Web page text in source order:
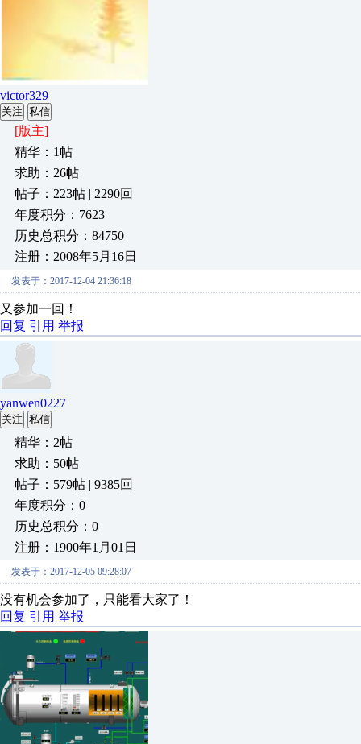
victor329
关注 私信
[版主]
精华：1帖
求助：26帖
帖子：223帖 | 2290回
年度积分：7623
历史总积分：84750
注册：2008年5月16日
发表于：2017-12-04 21:36:18
又参加一回！
回复 引用 举报
yanwen0227
关注 私信
精华：2帖
求助：50帖
帖子：579帖 | 9385回
年度积分：0
历史总积分：0
注册：1900年1月01日
发表于：2017-12-05 09:28:07
没有机会参加了，只能看大家了！
回复 引用 举报